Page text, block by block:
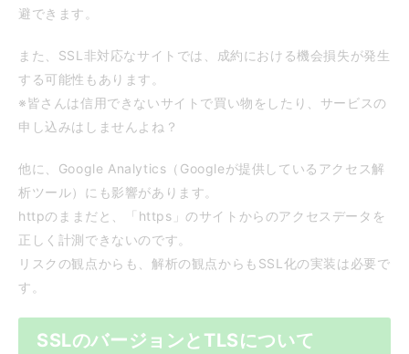
避できます。
また、SSL非対応なサイトでは、成約における機会損失が発生
する可能性もあります。
※皆さんは信用できないサイトで買い物をしたり、サービスの
申し込みはしませんよね？
他に、Google Analytics（Googleが提供しているアクセス解
析ツール）にも影響があります。
httpのままだと、「https」のサイトからのアクセスデータを
正しく計測できないのです。
リスクの観点からも、解析の観点からもSSL化の実装は必要で
す。
SSLのバージョンとTLSについて